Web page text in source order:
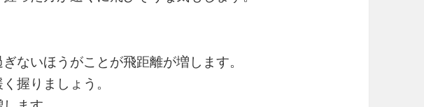
ないほうがことが飛距離が増します。
握りましょう。